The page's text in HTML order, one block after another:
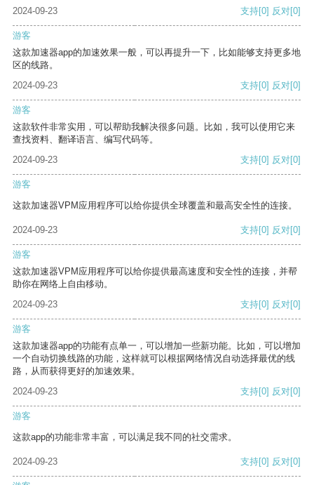
2024-09-23 支持[0] 反对[0]
游客
这款加速器app的加速效果一般，可以再提升一下，比如能够支持更多地
区的线路。
2024-09-23
支持[0] 反对[0]
游客
这款软件非常实用，可以帮助我解决很多问题。比如，我可以使用它来
查找资料、翻译语言、编写代码等。
2024-09-23
支持[0] 反对[0]
游客
这款加速器VPM应用程序可以给你提供全球覆盖和最高安全性的连接。
2024-09-23 支持[0] 反对[0]
游客
这款加速器VPM应用程序可以给你提供最高速度和安全性的连接，并帮
助你在网络上自由移动。
2024-09-23
支持[0] 反对[0]
游客
这款加速器app的功能有点单一，可以增加一些新功能。比如，可以增加
一个自动切换线路的功能，这样就可以根据网络情况自动选择最优的线
路，从而获得更好的加速效果。
2024-09-23
支持[0] 反对[0]
游客
这款app的功能非常丰富，可以满足我不同的社交需求。
2024-09-23 支持[0] 反对[0]